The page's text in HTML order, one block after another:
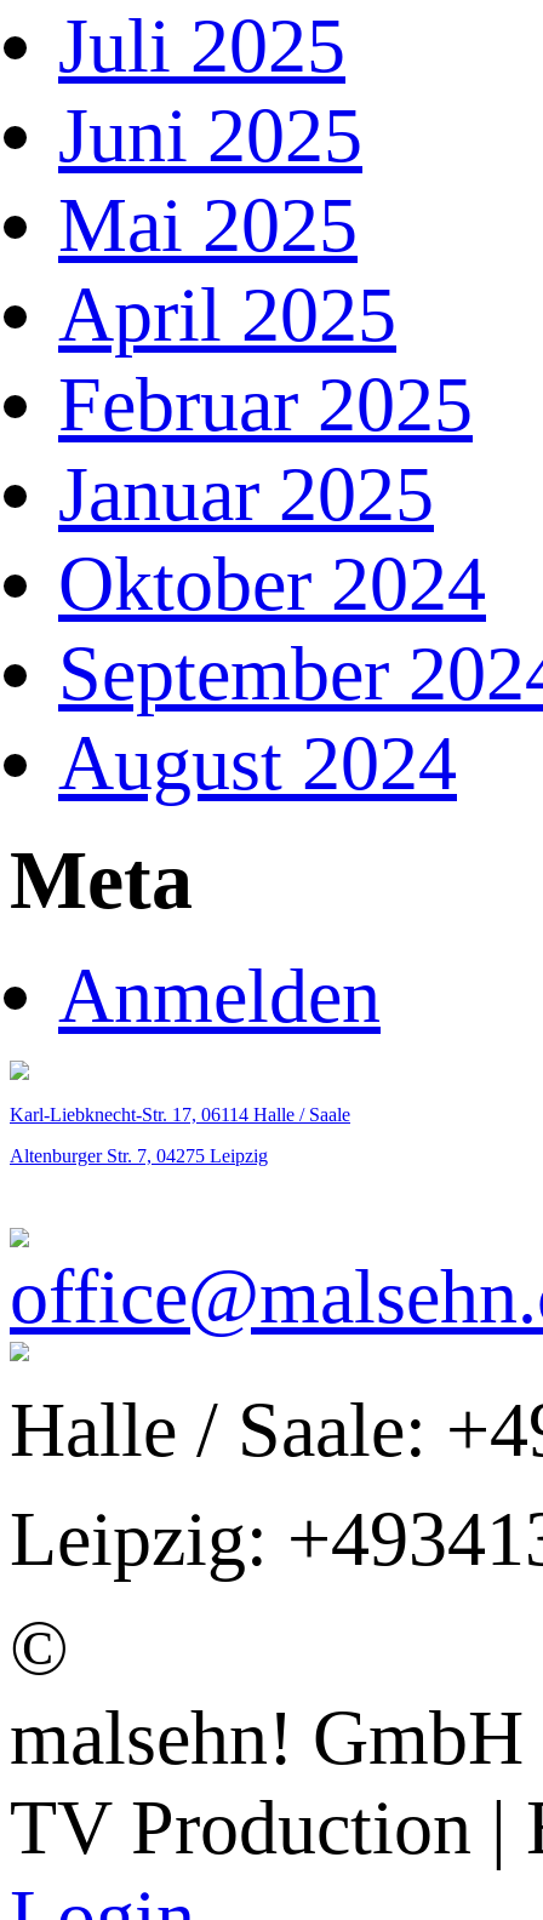
Juli 2025
Juni 2025
Mai 2025
April 2025
Februar 2025
Januar 2025
Oktober 2024
September
August 2024
Meta
Anmelden
Karl-Liebknecht-Str. 17, 06114 Halle / Saale
Altenburger Str. 7, 04275 Leipzig
Halle / Saale:
Leipzig:
©
malsehn! GmbH
TV Production |